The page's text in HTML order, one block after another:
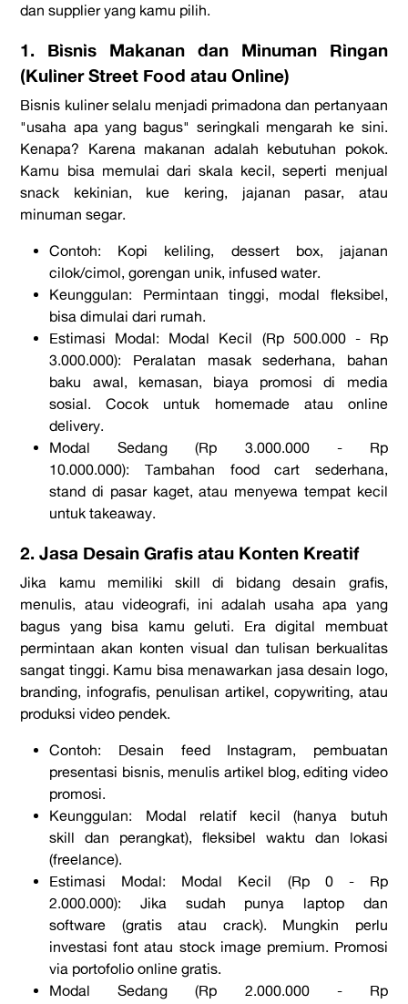
dansupplieryang kamu pilih.
1. Bisnis Makanan dan Minuman Ringan
(Kuliner Street Food atau Online)
Bisnis kuliner selalu menjadi primadona dan pertanyaan
"usaha apa yang bagus" seringkali mengarah ke sini.
Kenapa? Karena makanan adalah kebutuhan pokok.
Kamu bisa memulai dari skala kecil, seperti menjual
snack kekinian, kue kering, jajanan pasar, atau
minuman segar.
Contoh: Kopi keliling, dessert box, jajanan
cilok/cimol, gorengan unik, infused water.
Keunggulan: Permintaan tinggi, modal fleksibel,
bisa dimulai dari rumah.
Estimasi Modal: Modal Kecil (Rp 500.000 - Rp
3.000.000): Peralatan masak sederhana, bahan
baku awal, kemasan, biaya promosi di media
sosial. Cocok untuk homemadeatau online
delivery.
Modal Sedang (Rp 3.000.000 - Rp
10.000.000): Tambahan food cart sederhana,
stand di pasar kaget, atau menyewa tempat kecil
untuktakeaway.
2. Jasa Desain Grafis atau Konten Kreatif
Jika kamu memiliki skill di bidang desain grafis,
menulis, atau videografi, ini adalah usaha apa yang
bagus yang bisa kamu geluti. Era digital membuat
permintaan akan konten visual dan tulisan berkualitas
sangat tinggi. Kamu bisa menawarkan jasa desain logo,
branding, infografis, penulisan artikel, copywriting, atau
produksi video pendek.
Contoh: Desain feedInstagram, pembuatan
presentasi bisnis, menulis artikel blog, editing video
promosi.
Keunggulan: Modal relatif kecil (hanya butuh
skill dan perangkat), fleksibel waktu dan lokasi
(freelance).
Estimasi Modal: Modal Kecil (Rp 0 - Rp
2.000.000): Jika sudah punya laptop dan
software (gratis atau crack). Mungkin perlu
investasifont atau stock imagepremium. Promosi
via portofolioonlinegratis.
Modal Sedang (Rp 2.000.000 - Rp